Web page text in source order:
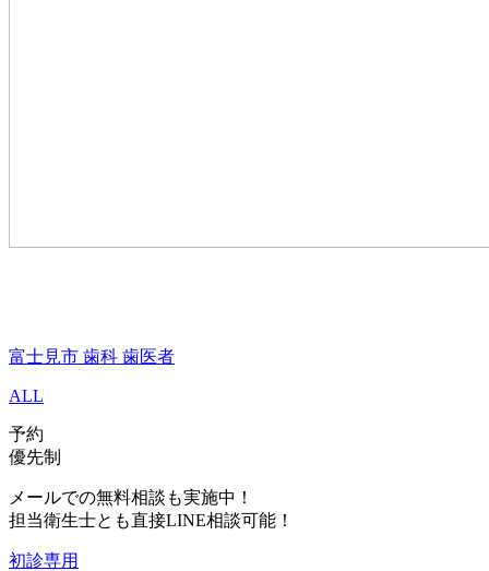
富士見市 歯科 歯医者
ALL
予約
優先制
メールでの無料相談も実施中！
担当衛生士とも直接LINE相談可能！
初診専用